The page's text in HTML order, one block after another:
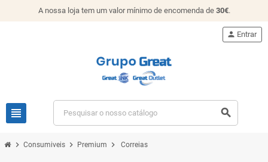
A nossa loja tem um valor mínimo de encomenda de 30€.
view_headline search
person Entrar
chevron_right Consumiveis chevron_right Premium chevron_right Correias